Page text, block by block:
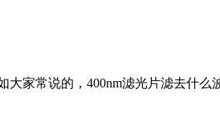
家常说的，400nm滤光片滤去什么